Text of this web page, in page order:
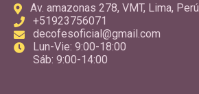
Av. amazonas 278, VMT, Lima, Perú
+51923756071
decofesoficial@gmail.com
Lun-Vie: 9:00-18:00
Sáb: 9:00-14:00